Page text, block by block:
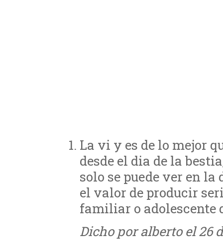
La vi y es de lo mejor
desde el dia de la
solo se puede ver en
el valor de producir
familiar o adolescente
Dicho por alberto el 26